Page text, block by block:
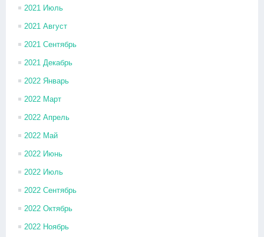
2021 Июль
2021 Август
2021 Сентябрь
2021 Декабрь
2022 Январь
2022 Март
2022 Апрель
2022 Май
2022 Июнь
2022 Июль
2022 Сентябрь
2022 Октябрь
2022 Ноябрь